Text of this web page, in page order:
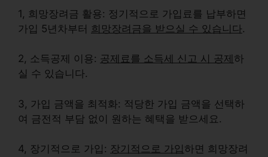
1, 희망장려금 활용: 정기적으로 가입료를 납부하면
가입 5년차부터 희망장려금을 받으실 수 있습니다.
2, 소득공제 이용: 공제료를 소득세 신고 시 공제 하
실 수 있습니다.
3, 가입 금액을 최적화: 적당한 가입 금액을 선택하
여 금전적 부담 없이 원하는 혜택을 받으세요.
4, 장기적으로 가입: 장기적으로 가입 하면 희망장려